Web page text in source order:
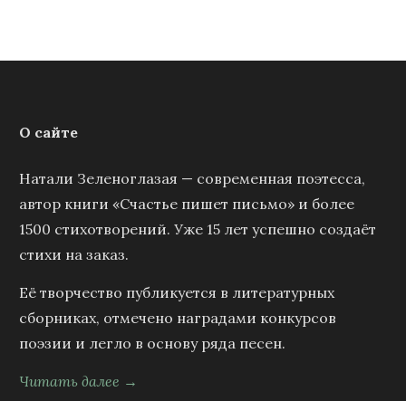
О сайте
Натали Зеленоглазая — современная поэтесса,
автор книги «Счастье пишет письмо» и более
1500 стихотворений. Уже 15 лет успешно создаёт
стихи на заказ.
Её творчество публикуется в литературных
сборниках, отмечено наградами конкурсов
поэзии и легло в основу ряда песен.
Читать далее →